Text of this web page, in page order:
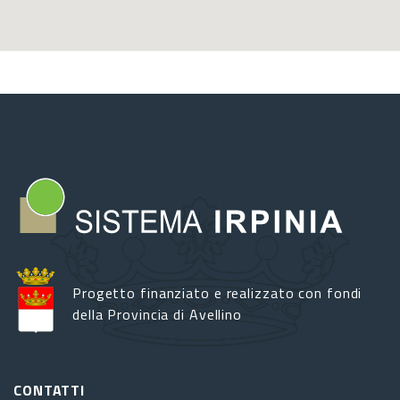
Progetto finanziato e realizzato con fondi
della Provincia di Avellino
CONTATTI